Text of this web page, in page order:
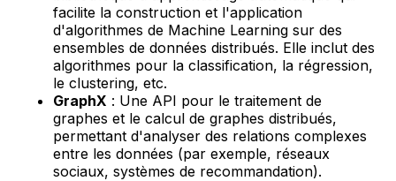
facilite la construction et l'application
d'algorithmes de Machine Learning sur des
ensembles de données distribués. Elle inclut des
algorithmes pour la classification, la régression,
le clustering, etc.
GraphX : Une API pour le traitement de
graphes et le calcul de graphes distribués,
permettant d'analyser des relations complexes
entre les données (par exemple, réseaux
sociaux, systèmes de recommandation).